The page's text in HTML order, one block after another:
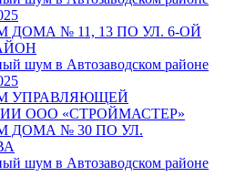
ДОМА № 11, 13 ПО УЛ. 6-ОЙ
шум в Автозаводском районе
УПРАВЛЯЮЩЕЙ
ООО «СТРОЙМАСТЕР»
ДОМА № 30 ПО УЛ.
шум в Автозаводском районе